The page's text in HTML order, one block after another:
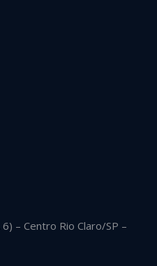
– Centro Rio Claro/SP –